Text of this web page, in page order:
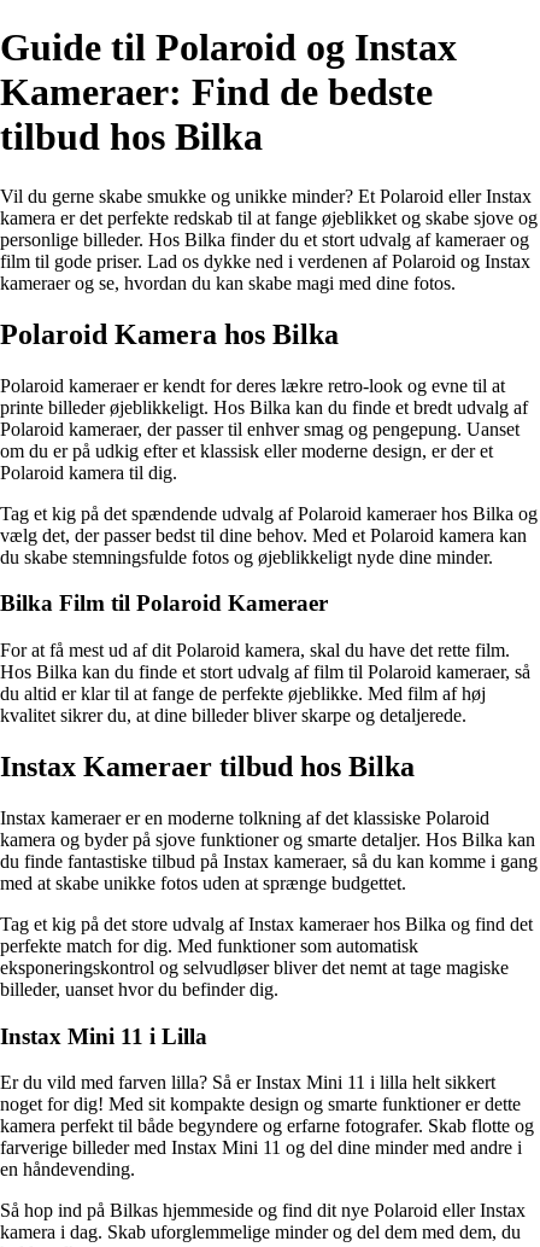
Guide til Polaroid og Instax
Kameraer: Find de bedste
tilbud hos Bilka
Vil du gerne skabe smukke og unikke minder? Et Polaroid eller Instax
kamera er det perfekte redskab til at fange øjeblikket og skabe sjove og
personlige billeder. Hos Bilka finder du et stort udvalg af kameraer og
film til gode priser. Lad os dykke ned i verdenen af Polaroid og Instax
kameraer og se, hvordan du kan skabe magi med dine fotos.
Polaroid Kamera hos Bilka
Polaroid kameraer er kendt for deres lækre retro-look og evne til at
printe billeder øjeblikkeligt. Hos Bilka kan du finde et bredt udvalg af
Polaroid kameraer, der passer til enhver smag og pengepung. Uanset
om du er på udkig efter et klassisk eller moderne design, er der et
Polaroid kamera til dig.
Tag et kig på det spændende udvalg af Polaroid kameraer hos Bilka og
vælg det, der passer bedst til dine behov. Med et Polaroid kamera kan
du skabe stemningsfulde fotos og øjeblikkeligt nyde dine minder.
Bilka Film til Polaroid Kameraer
For at få mest ud af dit Polaroid kamera, skal du have det rette film.
Hos Bilka kan du finde et stort udvalg af film til Polaroid kameraer, så
du altid er klar til at fange de perfekte øjeblikke. Med film af høj
kvalitet sikrer du, at dine billeder bliver skarpe og detaljerede.
Instax Kameraer tilbud hos Bilka
Instax kameraer er en moderne tolkning af det klassiske Polaroid
kamera og byder på sjove funktioner og smarte detaljer. Hos Bilka kan
du finde fantastiske tilbud på Instax kameraer, så du kan komme i gang
med at skabe unikke fotos uden at sprænge budgettet.
Tag et kig på det store udvalg af Instax kameraer hos Bilka og find det
perfekte match for dig. Med funktioner som automatisk
eksponeringskontrol og selvudløser bliver det nemt at tage magiske
billeder, uanset hvor du befinder dig.
Instax Mini 11 i Lilla
Er du vild med farven lilla? Så er Instax Mini 11 i lilla helt sikkert
noget for dig! Med sit kompakte design og smarte funktioner er dette
kamera perfekt til både begyndere og erfarne fotografer. Skab flotte og
farverige billeder med Instax Mini 11 og del dine minder med andre i
en håndevending.
Så hop ind på Bilkas hjemmeside og find dit nye Polaroid eller Instax
kamera i dag. Skab uforglemmelige minder og del dem med dem, du